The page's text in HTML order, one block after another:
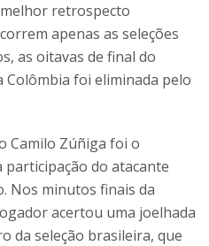
retrospecto
apenas as seleções
as oitavas de final do
Colômbia foi eliminada pelo
Camilo Zúñiga foi o
do atacante
Nos minutos finais da
acertou uma joelhada
da seleção brasileira, que